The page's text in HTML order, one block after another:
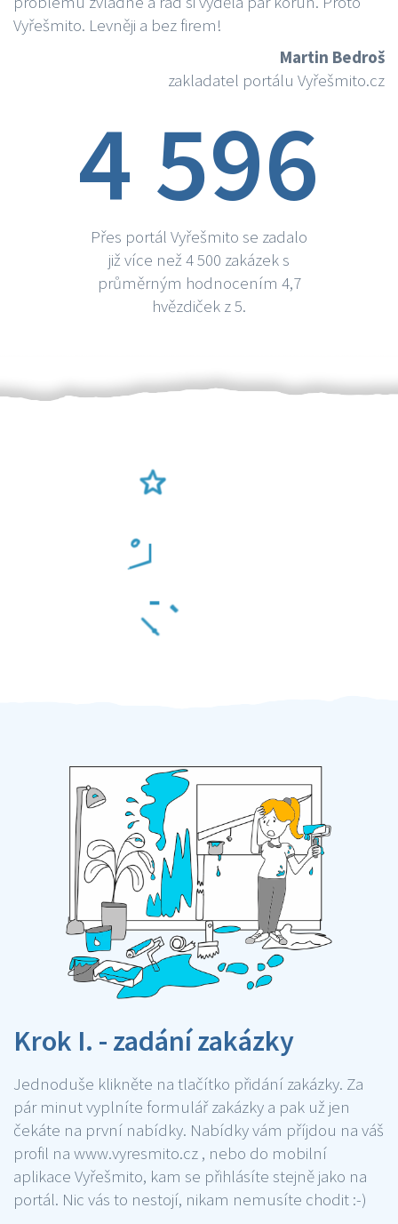
Vyřešmito. Levněji a bez firem!
Martin Bedroš
zakladatel portálu Vyřešmito.cz
4 596
Přes portál Vyřešmito se zadalo
již více než 4 500 zakázek s
průměrným hodnocením 4,7
hvězdiček z 5.
Krok I. - zadání zakázky
Jednoduše klikněte na tlačítko přidání zakázky. Za
pár minut vyplníte formulář zakázky a pak už jen
čekáte na první nabídky. Nabídky vám příjdou na váš
profil na www.vyresmito.cz , nebo do mobilní
aplikace Vyřešmito, kam se přihlásíte stejně jako na
portál. Nic vás to nestojí, nikam nemusíte chodit :-)